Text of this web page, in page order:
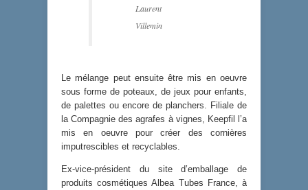
Laurent
Villemin
Le mélange peut ensuite être mis en oeuvre
sous forme de poteaux, de jeux pour enfants,
de palettes ou encore de planchers. Filiale de
la Compagnie des agrafes à vignes, Keepfil l’a
mis en oeuvre pour créer des cornières
imputrescibles et recyclables.
Ex-vice-président du site d’emballage de
produits cosmétiques Albea Tubes France, à